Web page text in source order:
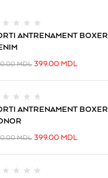
ANTRENAMENT BOXER
MDL 399.00 MDL
ANTRENAMENT BOXER
MDL 399.00 MDL